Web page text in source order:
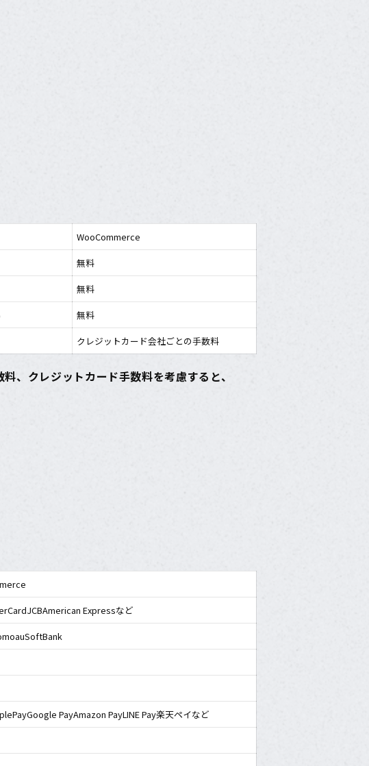
WooCommerce
無料
無料
無料
クレジットカード会社ごとの手数料
、クレジットカード手数料を考慮すると、
Expressなど
PayAmazon PayLINE Pay楽天ペイなど